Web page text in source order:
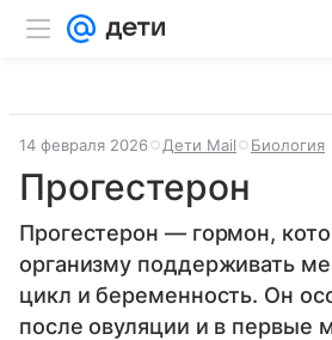
14 февраля 2026 Дети Mail Биология
Прогестерон
Прогестерон — гормон,
организму поддерживать
цикл и беременность. Он
после овуляции и в первые